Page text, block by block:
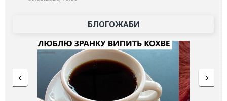
БЛОГОЖАБИ